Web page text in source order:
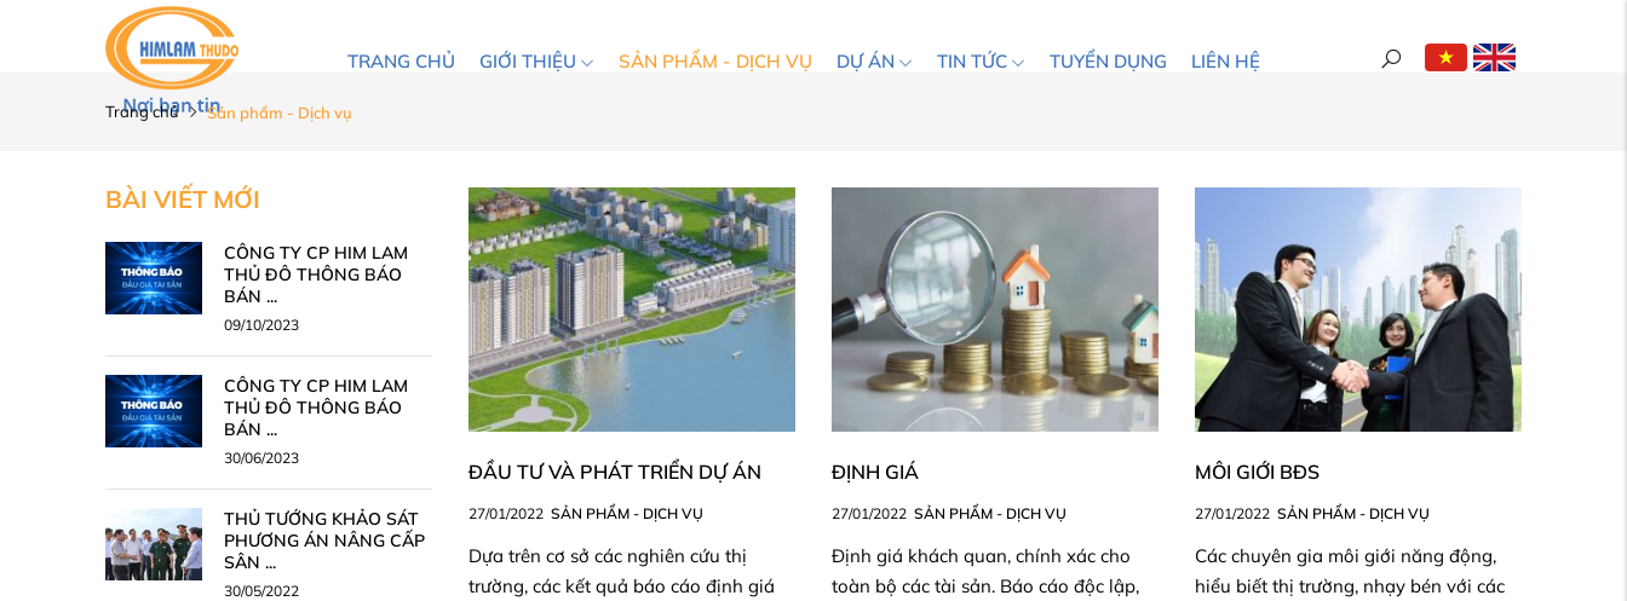
TRANG CHỦ GIỚI THIỆU SẢN PHẨM - DỊCH VỤ DỰ ÁN TIN TỨC TUYỂN DỤNG LIÊN HỆ
Trang chủ Sản phẩm - Dịch vụ
BÀI VIẾT MỚI
CÔNG TY CP HIM LAM
THỦ ĐÔ THÔNG BÁO
BÁN ...
09/10/2023
CÔNG TY CP HIM LAM
THỦ ĐÔ THÔNG BÁO
BÁN ...
30/06/2023
THỦ TƯỚNG KHẢO SÁT
PHƯƠNG ÁN NÂNG CẤP
SÂN ...
30/05/2022
ĐẦU TƯ VÀ PHÁT TRIỂN DỰ ÁN
27/01/2022 SẢN PHẨM - DỊCH VỤ
Dựa trên cơ sở các nghiên cứu thị
trường, các kết quả báo cáo định giá
ĐỊNH GIÁ
27/01/2022 SẢN PHẨM - DỊCH VỤ
Định giá khách quan, chính xác cho
toàn bộ các tài sản. Báo cáo độc lập,
MÔI GIỚI BĐS
27/01/2022 SẢN PHẨM - DỊCH VỤ
Các chuyên gia môi giới năng động,
hiểu biết thị trường, nhạy bén với các